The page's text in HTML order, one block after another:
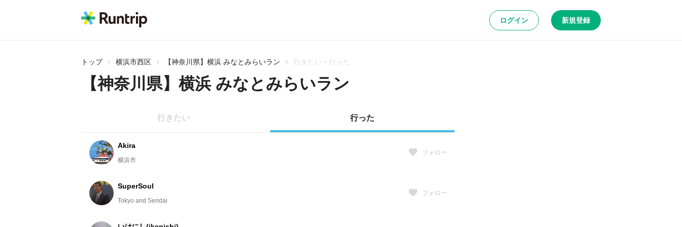
ログイン 新規登録
トップ 横浜市西区 【神奈川県】横浜 みなとみらいラン 行きたい・行った
【神奈川県】横浜 みなとみらいラン
行きたい 行った
Akira
横浜市
フォロー
SuperSoul
Tokyo and Sendai
フォロー